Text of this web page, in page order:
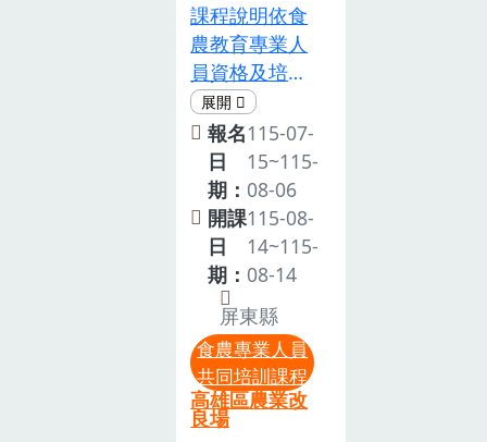
課程說明依食
農教育專業人
員資格及培訓
辦法第三條至
第五條規定，
申請認可成為
食農教育專業
人員，除應具
備各條所定資
格外，並應於
申請日前二年
內，參與中央
主管機關指定
之食農教育專
業人員相關培
報名
日
期：
115-07-
15~115-
08-06
開課
日
期：
115-08-
14~115-
08-14
屏東縣
食農專業人員
共同培訓課程
高雄區農業改
良場